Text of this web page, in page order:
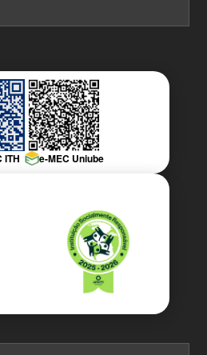
ITH e-MEC Uniube